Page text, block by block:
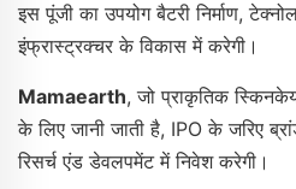
इस पूंजी का उपयोग बैटरी निर्माण,
इंफ्रास्ट्रक्चर के विकास में करेगी।
Mamaearth, जो प्राकृतिक
के लिए जानी जाती है, IPO के जरिए
रिसर्च एंड डेवलपमेंट में निवेश करेगी।